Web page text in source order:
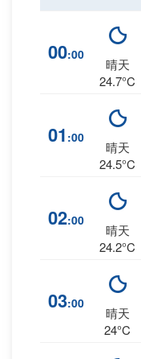
00:00
晴天
24.7°C
01 :00
晴天
24.5°C
02:00
晴天
24.2°C
03:00
晴天
24°C